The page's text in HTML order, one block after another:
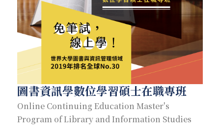
圖書資訊學數位學習碩士在職專班
Online Continuing Education Master's
Program of Library and Information Studies